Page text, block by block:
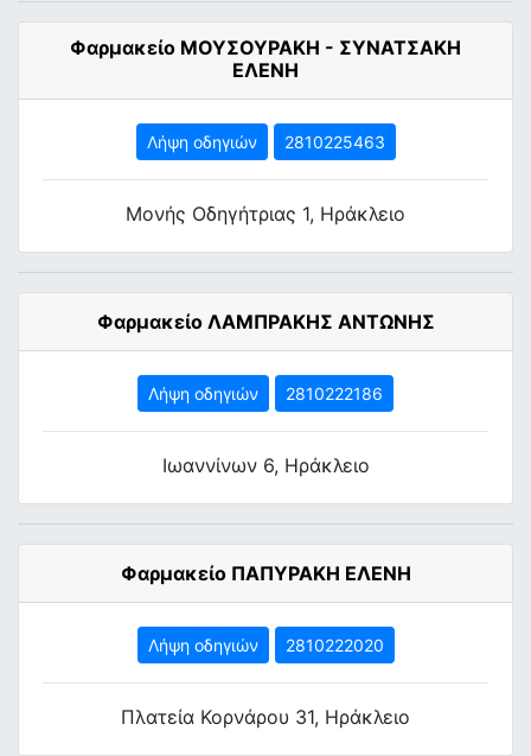
Φαρμακείο ΜΟΥΣΟΥΡΑΚΗ - ΣΥΝΑΤΣΑΚΗ
ΕΛΕΝΗ
Λήψη οδηγιών 2810225463
Μονής Οδηγήτριας 1, Ηράκλειο
Φαρμακείο ΛΑΜΠΡΑΚΗΣ ΑΝΤΩΝΗΣ
Λήψη οδηγιών 2810222186
Ιωαννίνων 6, Ηράκλειο
Φαρμακείο ΠΑΠΥΡΑΚΗ ΕΛΕΝΗ
Λήψη οδηγιών 2810222020
Πλατεία Κορνάρου 31, Ηράκλειο